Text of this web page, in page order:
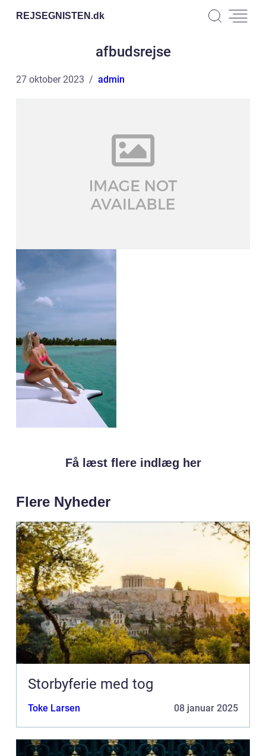
REJSEGNISTEN.dk
afbudsrejse
27 oktober 2023 admin
Få læst flere indlæg her
Flere Nyheder
Storbyferie med tog
Toke Larsen 08 januar 2025